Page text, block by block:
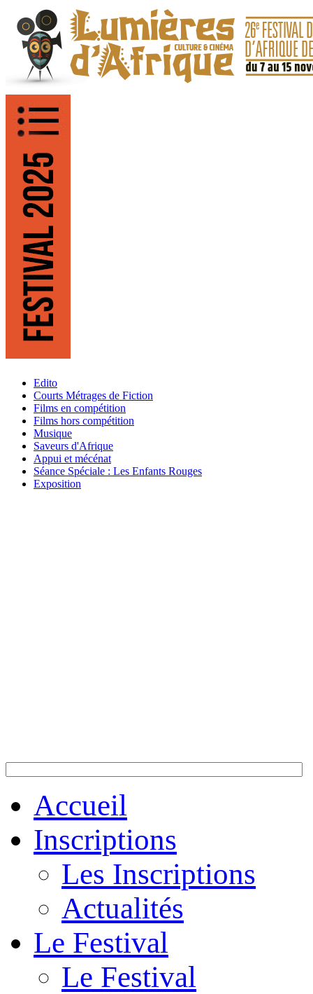
Edito
Courts Métrages de Fiction
Films en compétition
Films hors compétition
Musique
Saveurs d'Afrique
Appui et mécénat
Séance Spéciale : Les Enfants Rouges
Exposition
Accueil
Inscriptions
Les Inscriptions
Actualités
Le Festival
Le Festival